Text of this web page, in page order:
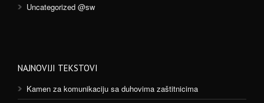
Uncategorized @sw
NAJNOVIJI TEKSTOVI
Kamen za komunikaciju sa duhovima zaštitnicima